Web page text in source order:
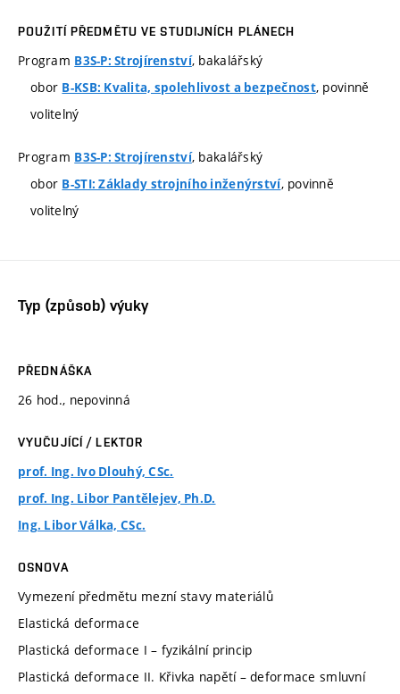
POUŽITÍ PŘEDMĚTU VE STUDIJNÍCH PLÁNECH
Program B3S-P: Strojírenství, bakalářský
obor B-KSB: Kvalita, spolehlivost a bezpečnost, povinně
volitelný
Program B3S-P: Strojírenství, bakalářský
obor B-STI: Základy strojního inženýrství, povinně
volitelný
Typ (způsob) výuky
PŘEDNÁŠKA
26 hod., nepovinná
VYUČUJÍCÍ / LEKTOR
prof. Ing. Ivo Dlouhý, CSc.
prof. Ing. Libor Pantělejev, Ph.D.
Ing. Libor Válka, CSc.
OSNOVA
Vymezení předmětu mezní stavy materiálů
Elastická deformace
Plastická deformace I – fyzikální princip
Plastická deformace II. Křivka napětí – deformace smluvní